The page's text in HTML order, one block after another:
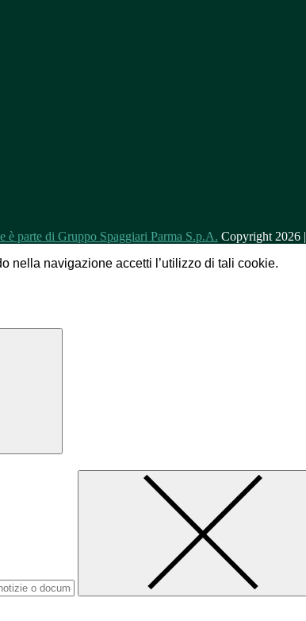
Copyright 2026 |
nella navigazione accetti l’utilizzo di tali cookie.